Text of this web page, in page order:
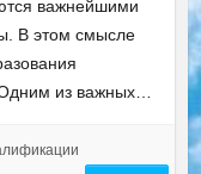
важнейшими
В этом смысле
из важных…